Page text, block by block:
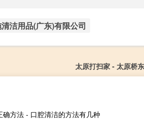
洁用品(广东)有限公司
太原打扫家 - 太原桥
确方法 - 口腔清洁的方法有几种